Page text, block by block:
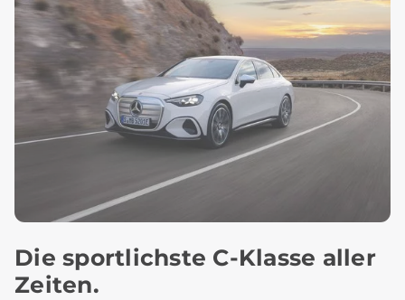
Die sportlichste C‑Klasse aller
Zeiten.